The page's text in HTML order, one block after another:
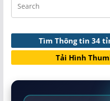
Tìm Thông tin 34
Tải Hình